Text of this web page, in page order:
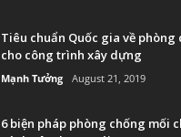
Tiêu chuẩn Quốc gia về phòng
cho công trình xây dựng
Mạnh Tưởng August 21, 2019
6 biện pháp phòng chống mối